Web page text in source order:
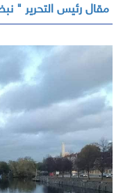
مقال رئيس التحرير "